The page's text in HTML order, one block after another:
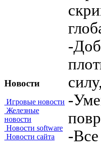
Новости
Игровые новости
Железные
новости
Новости software
Новости сайта
-
-
-Все